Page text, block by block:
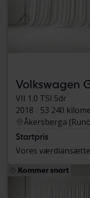
Volkswagen
VII 1.0 TSI 5dr
2018
53 240
Åkersberga
Startpris
Vores
Kommer snart